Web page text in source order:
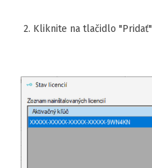
2. Kliknite na tlačidlo "Pridať"